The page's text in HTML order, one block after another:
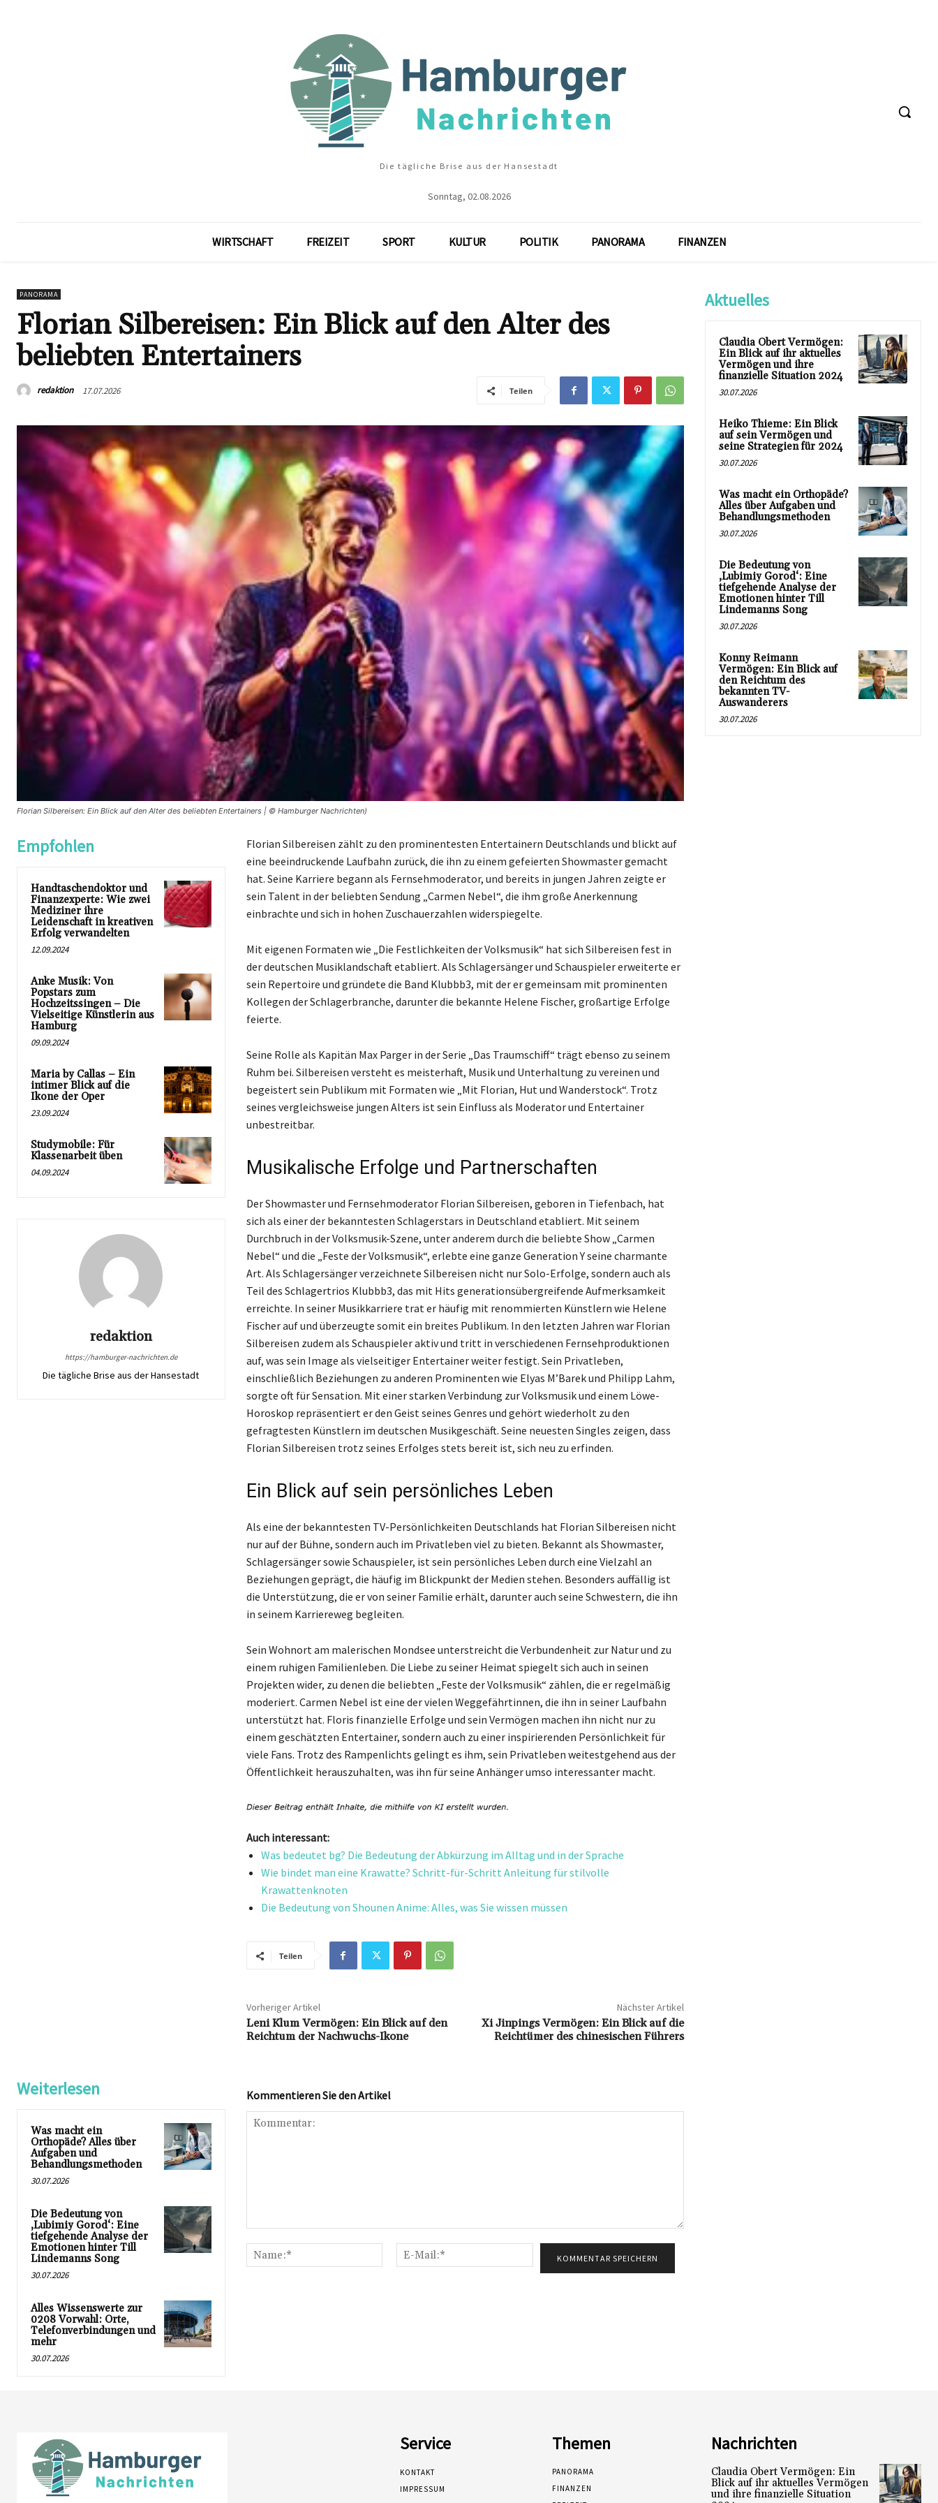
Die tägliche Brise aus der Hansestadt
Sonntag, 02.08.2026
WIRTSCHAFT FREIZEIT SPORT KULTUR POLITIK PANORAMA FINANZEN
PANORAMA
Florian Silbereisen: Ein Blick auf den Alter des
beliebten Entertainers
redaktion 17.07.2026 Teilen
Florian Silbereisen: Ein Blick auf den Alter des beliebten Entertainers | © Hamburger Nachrichten)
Empfohlen
Handtaschendoktor und
Finanzexperte: Wie zwei
Mediziner ihre
Leidenschaft in kreativen
Erfolg verwandelten
12.09.2024
Anke Musik: Von
Popstars zum
Hochzeitssingen – Die
Vielseitige Künstlerin aus
Hamburg
09.09.2024
Maria by Callas – Ein
intimer Blick auf die
Ikone der Oper
23.09.2024
Studymobile: Für
Klassenarbeit üben
04.09.2024
redaktion
https://hamburger-nachrichten.de
Die tägliche Brise aus der Hansestadt
Florian Silbereisen zählt zu den prominentesten Entertainern Deutschlands und blickt auf
eine beeindruckende Laufbahn zurück, die ihn zu einem gefeierten Showmaster gemacht
hat. Seine Karriere begann als Fernsehmoderator, und bereits in jungen Jahren zeigte er
sein Talent in der beliebten Sendung „Carmen Nebel“, die ihm große Anerkennung
einbrachte und sich in hohen Zuschauerzahlen widerspiegelte.
Mit eigenen Formaten wie „Die Festlichkeiten der Volksmusik“ hat sich Silbereisen fest in
der deutschen Musiklandschaft etabliert. Als Schlagersänger und Schauspieler erweiterte er
sein Repertoire und gründete die Band Klubbb3, mit der er gemeinsam mit prominenten
Kollegen der Schlagerbranche, darunter die bekannte Helene Fischer, großartige Erfolge
feierte.
Seine Rolle als Kapitän Max Parger in der Serie „Das Traumschiff“ trägt ebenso zu seinem
Ruhm bei. Silbereisen versteht es meisterhaft, Musik und Unterhaltung zu vereinen und
begeistert sein Publikum mit Formaten wie „Mit Florian, Hut und Wanderstock“. Trotz
seines vergleichsweise jungen Alters ist sein Einfluss als Moderator und Entertainer
unbestreitbar.
Musikalische Erfolge und Partnerschaften
Der Showmaster und Fernsehmoderator Florian Silbereisen, geboren in Tiefenbach, hat
sich als einer der bekanntesten Schlagerstars in Deutschland etabliert. Mit seinem
Durchbruch in der Volksmusik-Szene, unter anderem durch die beliebte Show „Carmen
Nebel“ und die „Feste der Volksmusik“, erlebte eine ganze Generation Y seine charmante
Art. Als Schlagersänger verzeichnete Silbereisen nicht nur Solo-Erfolge, sondern auch als
Teil des Schlagertrios Klubbb3, das mit Hits generationsübergreifende Aufmerksamkeit
erreichte. In seiner Musikkarriere trat er häufig mit renommierten Künstlern wie Helene
Fischer auf und überzeugte somit ein breites Publikum. In den letzten Jahren war Florian
Silbereisen zudem als Schauspieler aktiv und tritt in verschiedenen Fernsehproduktionen
auf, was sein Image als vielseitiger Entertainer weiter festigt. Sein Privatleben,
einschließlich Beziehungen zu anderen Prominenten wie Elyas M’Barek und Philipp Lahm,
sorgte oft für Sensation. Mit einer starken Verbindung zur Volksmusik und einem Löwe-
Horoskop repräsentiert er den Geist seines Genres und gehört wiederholt zu den
gefragtesten Künstlern im deutschen Musikgeschäft. Seine neuesten Singles zeigen, dass
Florian Silbereisen trotz seines Erfolges stets bereit ist, sich neu zu erfinden.
Ein Blick auf sein persönliches Leben
Als eine der bekanntesten TV-Persönlichkeiten Deutschlands hat Florian Silbereisen nicht
nur auf der Bühne, sondern auch im Privatleben viel zu bieten. Bekannt als Showmaster,
Schlagersänger sowie Schauspieler, ist sein persönliches Leben durch eine Vielzahl an
Beziehungen geprägt, die häufig im Blickpunkt der Medien stehen. Besonders auffällig ist
die Unterstützung, die er von seiner Familie erhält, darunter auch seine Schwestern, die ihn
in seinem Karriereweg begleiten.
Sein Wohnort am malerischen Mondsee unterstreicht die Verbundenheit zur Natur und zu
einem ruhigen Familienleben. Die Liebe zu seiner Heimat spiegelt sich auch in seinen
Projekten wider, zu denen die beliebten „Feste der Volksmusik“ zählen, die er regelmäßig
moderiert. Carmen Nebel ist eine der vielen Weggefährtinnen, die ihn in seiner Laufbahn
unterstützt hat. Floris finanzielle Erfolge und sein Vermögen machen ihn nicht nur zu
einem geschätzten Entertainer, sondern auch zu einer inspirierenden Persönlichkeit für
viele Fans. Trotz des Rampenlichts gelingt es ihm, sein Privatleben weitestgehend aus der
Öffentlichkeit herauszuhalten, was ihn für seine Anhänger umso interessanter macht.
Auch interessant:
Was bedeutet bg? Die Bedeutung der Abkürzung im Alltag und in der Sprache
Wie bindet man eine Krawatte? Schritt-für-Schritt Anleitung für stilvolle
Krawattenknoten
Die Bedeutung von Shounen Anime: Alles, was Sie wissen müssen
Teilen
Vorheriger Artikel
Leni Klum Vermögen: Ein Blick auf den
Reichtum der Nachwuchs-Ikone
Nächster Artikel
Xi Jinpings Vermögen: Ein Blick auf die
Reichtümer des chinesischen Führers
Weiterlesen
Was macht ein
Orthopäde? Alles über
Aufgaben und
Behandlungsmethoden
30.07.2026
Die Bedeutung von
‚Lubimiy Gorod‘: Eine
tiefgehende Analyse der
Emotionen hinter Till
Lindemanns Song
30.07.2026
Alles Wissenswerte zur
0208 Vorwahl: Orte,
Telefonverbindungen und
mehr
30.07.2026
Kommentieren Sie den Artikel
Name:*
Mail:*
Aktuelles
Claudia Obert Vermögen:
Ein Blick auf ihr aktuelles
Vermögen und ihre
finanzielle Situation 2024
30.07.2026
Heiko Thieme: Ein Blick
auf sein Vermögen und
seine Strategien für 2024
30.07.2026
Was macht ein Orthopäde?
Alles über Aufgaben und
Behandlungsmethoden
30.07.2026
Die Bedeutung von
‚Lubimiy Gorod‘: Eine
tiefgehende Analyse der
Emotionen hinter Till
Lindemanns Song
30.07.2026
Konny Reimann
Vermögen: Ein Blick auf
den Reichtum des
bekannten TV-
Auswanderers
30.07.2026
Service
KONTAKT
IMPRESSUM
Themen
PANORAMA
FINANZEN
Nachrichten
Claudia Obert Vermögen: Ein
Blick auf ihr aktuelles Vermögen
und ihre finanzielle Situation